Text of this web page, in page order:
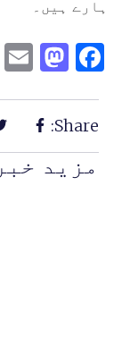
ہارے ہیں۔
Share:
مزید